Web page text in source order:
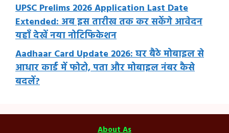
UPSC Prelims 2026 Application Last Date
Extended: अब इस तारीख तक कर सकेंगे आवेदन
यहाँ देखें नया नोटिफिकेशन
Aadhaar Card Update 2026: घर बैठे मोबाइल से
आधार कार्ड में फोटो, पता और मोबाइल नंबर कैसे
बदलें?
About As